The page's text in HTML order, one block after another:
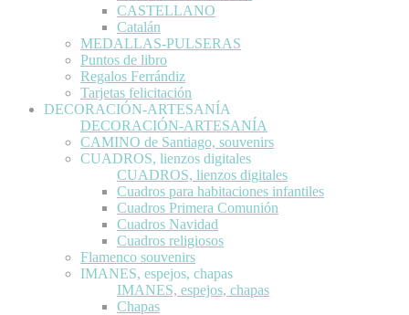
CASTELLANO
Catalán
MEDALLAS-PULSERAS
Puntos de libro
Regalos Ferrándiz
Tarjetas felicitación
DECORACIÓN-ARTESANÍA
DECORACIÓN-ARTESANÍA
CAMINO de Santiago, souvenirs
CUADROS, lienzos digitales
CUADROS, lienzos digitales
Cuadros para habitaciones infantiles
Cuadros Primera Comunión
Cuadros Navidad
Cuadros religiosos
Flamenco souvenirs
IMANES, espejos, chapas
IMANES, espejos, chapas
Chapas